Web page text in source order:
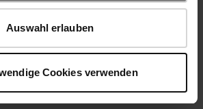
Auswahl erlauben
Cookies verwenden